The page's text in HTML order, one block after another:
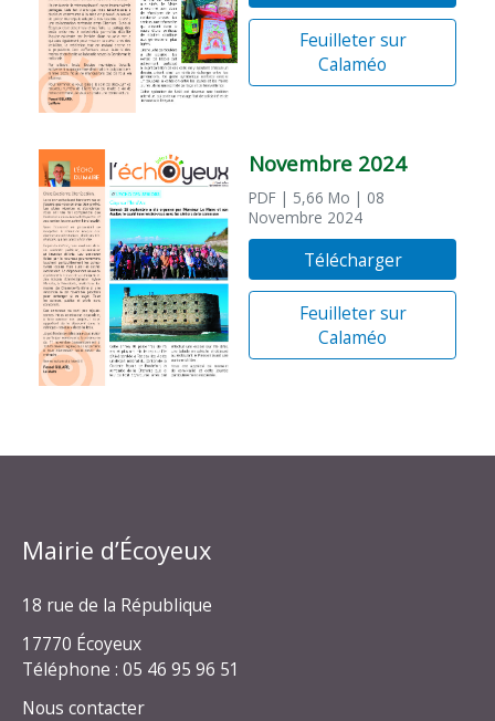
Feuilleter sur
Calaméo
Novembre 2024
PDF | 5,66 Mo | 08
Novembre 2024
Télécharger
Feuilleter sur
Calaméo
Mairie d’Écoyeux
18 rue de la République
17770 Écoyeux
Téléphone : 05 46 95 96 51
Nous contacter